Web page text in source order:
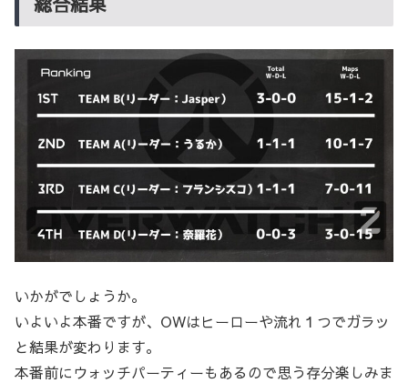
いかがでしょうか。
いよいよ本番ですが、OWはヒーローや流れ１つでガラッ
と結果が変わります。
本番前にウォッチパーティーもあるので思う存分楽しみま